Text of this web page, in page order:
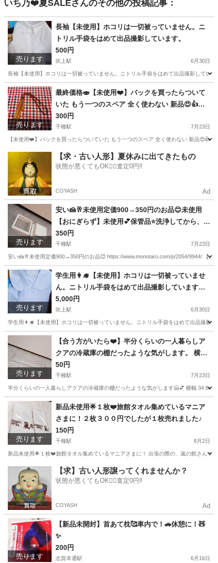
いち乃❤️夏SALEさんのその他の投稿記事：
売ります
長袖【未使用】ホコリは一切被っていません。ニ
トリル手袋をはめて出品撮影しています。
500円
吹上駅 6月30日
長袖【未使用】ホコリは一切被っていません。ニトリル手袋をはめて出品撮影してい
愛知 名古屋市 吹上駅 オフィス用家具 封筒
売ります
最終価格🍣【未使用❤️】バックを買ったらついて
いた もう一つのスペア 全く使わない 新品😍👍✨
結構しっかりしています。実店舗のアパレルショ
ップで買っています。 金具がついていて 簡単にフ
ックに取り付けできます 100cm くらいです(*^^*)
めっちゃ美品ですー！ ぜひぜひ お取引してくださ
いね🤗💕
300円
千種駅 7月23日
【未使用❤️】バックを買ったらついていた もう一つのスペア 全く使わない 新品
千種駅 バッグ 場所
【求・古い人形】夏休みに出てきたもの
状態が悪くてもOK🙆‍♀️査定0円‼️
COYASH Ad
売ります
安い🍰🥂未使用定価900→350円のお品😊未使用
【おにぎらず】未使用💕保管品⭐洗浄してから、お
渡しさせていただきます。パール金属株式会社🤗
❤️https://www.monotaro.com/p/2054/9944/
350円
千種駅 7月23日
安い🍰🥂未使用定価900→350円のお品😊 https://www.monotaro.com/p/2054/9944/ 【
愛知 名古屋市 千種駅 収納家具
売ります
学生用👩‍🎓【未使用】ホコリは一切被っていませ
ん。ニトリル手袋をはめて出品撮影しています。
こちらすいません🙇‍♀️先日撮影しましたが、半袖か
長袖かの確認を忘れてしまいました。もう綺麗に
しまってしまいました。気にしない方にお願いい
たします(＞＜)🙏！！→長袖でした(*^^*)
5,000円
吹上駅 6月30日
学生用👩‍🎓【未使用】ホコリは一切被っていません。ニトリル手袋をはめて出品撮影
愛知 名古屋市 吹上駅 ブラウス 封筒
売ります
【合う方がいたら❤️】半分くらいの一人暮らしア
クアの冷蔵庫の棚だったような気がします。 横幅
34.5cm 奥行き 10.5cm 高さ6.5cm 冷蔵庫の中の
棚です。 メーカー名はアクアだった気がします。
特に破損はありませんが、画像の1番奥の部分、数
ミリのヒビが、少し入っています。 画像でご確認
ください、と言っても、良く見えないような場所
です。
50円
千種駅 7月23日
半分くらいの一人暮らしアクアの冷蔵庫の棚だったような気がします🤗💕 横幅
愛知 名古屋市 千種駅 キッチン家電 場所
売ります
新品未使用🌟１枚❤️旅館タオル集めているマニア
さまに！２枚３００円でしたが１枚売れました♪
150円
千種駅 8月2日
新品未使用🌟１枚❤️旅館タオル集めているマニアさまに！ 出張の際の、嵐の館さんで
名古屋市 千種駅 家庭用品 カミソリ
【求】古い人形譲ってくれませんか？
状態が悪くてもOK🙆‍♀️査定0円‼️
COYASH Ad
売ります
【新品未開封】首あて枕🥰車内で！🚗休憩に！🧸
✨
200円
志賀本通駅 6月16日